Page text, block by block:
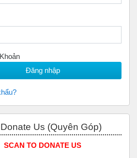
Us (Quyên Góp)
SCAN TO DONATE US